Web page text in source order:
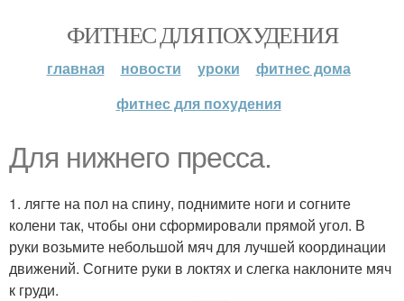
ФИТНЕС ДЛЯ ПОХУДЕНИЯ
главная новости уроки
фитнес дома
фитнес для похудения
Для нижнего пресса.
1. лягте на пол на спину, поднимите ноги и согните
колени так, чтобы они сформировали прямой угол. В
руки возьмите небольшой мяч для лучшей координации
движений. Согните руки в локтях и слегка наклоните мяч
к груди.